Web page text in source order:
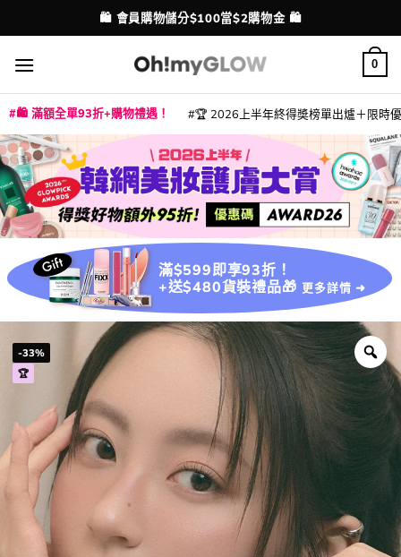
to
content
配送港澳
💳 支援消費券、FPS、八達通、PAYME、信用卡付款
0
🛍️ 滿額全單93折+購物禮遇！ 🏆 2026上半年終得奬榜單出爐＋限時
滿$599即享93折！
+送$480貨裝禮品🎁 更多詳情 ➜
-33%
🏆